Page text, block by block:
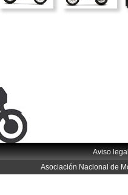
Aviso
Asociación Nacional de